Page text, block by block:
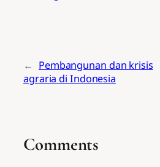
← Pembangunan dan krisis
agraria di Indonesia
Comments